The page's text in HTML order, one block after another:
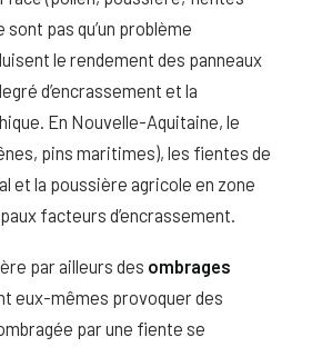
sont pas qu’un problème
le rendement des panneaux
d’encrassement et la
En Nouvelle-Aquitaine, le
pins maritimes), les fientes de
et la poussière agricole en zone
facteurs d’encrassement.
par ailleurs des ombrages
eux-mêmes provoquer des
par une fiente se